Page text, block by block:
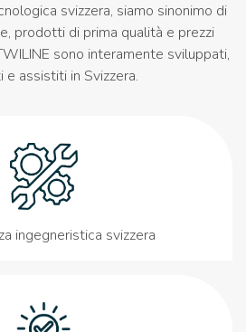
svizzera, siamo sinonimo di
prodotti di prima qualità e prezzi
sono interamente sviluppati,
e assistiti in Svizzera.
ingegneristica svizzera